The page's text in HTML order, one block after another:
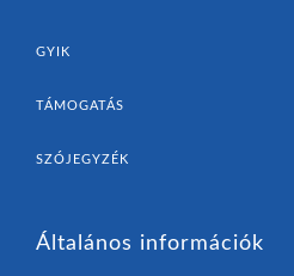
GYIK
TÁMOGATÁS
SZÓJEGYZÉK
Általános információk